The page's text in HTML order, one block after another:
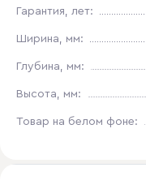
Гарантия, лет:
Ширина, мм:
Глубина, мм:
Высота, мм:
Товар на белом фоне: